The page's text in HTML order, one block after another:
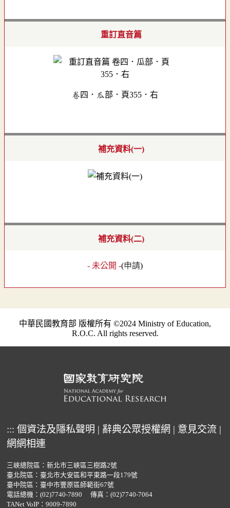
重訂直音篇
卷四．瓜部．頁355．右
補充資料(一)
補充資料(二)
- 未公開 -(申請)
中華民國教育部 版權所有 ©2024 Ministry of Education,
R.O.C. All rights reserved.
::: 個資法及隱私聲明 | 辭典公眾授權網 | 意見交流 |
網網相連
三峽總院區：新北市三峽區三樹路2號
臺北院區：臺北市大安區和平東路一段179號
臺中院區：臺中市豐原區師範街67號
電話總機： (02)7740-7890
傳真：(02)7740-7064
TANet VoIP：9009-7890